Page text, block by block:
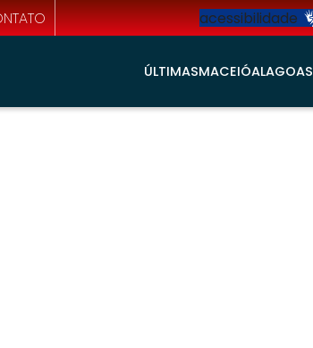
acessibilidade
ÚLTIMASMACEIÓALAGOAS